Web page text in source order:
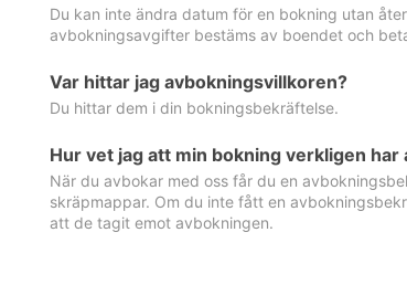
Du kan inte ändra datum för en bokning utan
avbokningsavgifter bestäms av boendet och
Var hittar jag avbokningsvillkoren?
Du hittar dem i din bokningsbekräftelse.
Hur vet jag att min bokning verkligen har
När du avbokar med oss får du en
skräpmappar. Om du inte fått en
att de tagit emot avbokningen.